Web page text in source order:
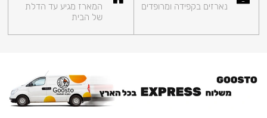
נארזים בקפידה ומרופדים
המארז מגיע עד הדלת
של הבית